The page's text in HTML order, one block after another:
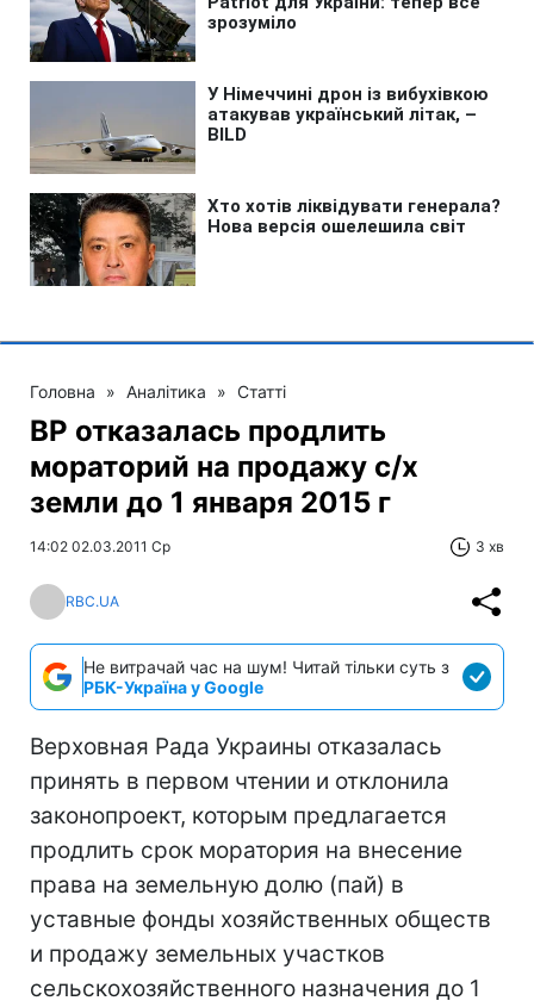
Головна » Аналітика » Статті
ВР отказалась продлить
мораторий на продажу с/х
земли до 1 января 2015 г
14:02 02.03.2011 Ср 3 хв
RBC.UA
Не витрачай час на шум! Читай тільки суть з
РБК-Україна у Google
Верховная Рада Украины отказалась
принять в первом чтении и отклонила
законопроект, которым предлагается
продлить срок моратория на внесение
права на земельную долю (пай) в
уставные фонды хозяйственных обществ
и продажу земельных участков
сельскохозяйственного назначения до 1